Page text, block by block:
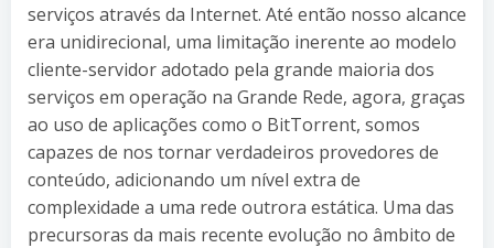
serviços através da Internet. Até então nosso alcance
era unidirecional, uma limitação inerente ao modelo
cliente-servidor adotado pela grande maioria dos
serviços em operação na Grande Rede, agora, graças
ao uso de aplicações como o BitTorrent, somos
capazes de nos tornar verdadeiros provedores de
conteúdo, adicionando um nível extra de
complexidade a uma rede outrora estática. Uma das
precursoras da mais recente evolução no âmbito de